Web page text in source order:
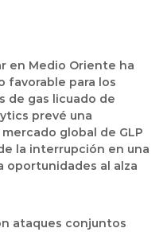
en Medio Oriente ha
favorable para los
de gas licuado de
prevé una
global de GLP
la interrupción en una
oportunidades al alza
ataques conjuntos